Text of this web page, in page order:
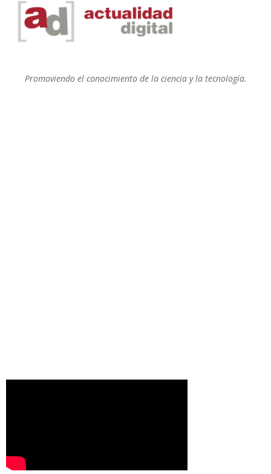
Promoviendo el conocimiento de la ciencia y la tecnología.